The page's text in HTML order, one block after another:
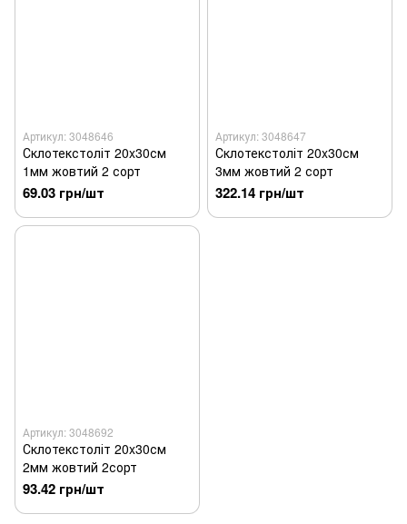
Артикул: 3048646
Склотекстоліт 20x30см
1мм жовтий 2 сорт
69.03 грн/шт
Артикул: 3048647
Склотекстоліт 20x30см
3мм жовтий 2 сорт
322.14 грн/шт
Артикул: 3048692
Склотекстоліт 20x30см
2мм жовтий 2сорт
93.42 грн/шт